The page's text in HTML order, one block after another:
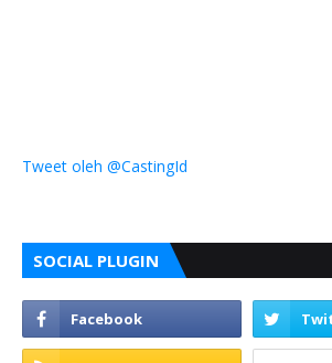
Tweet oleh @CastingId
SOCIAL PLUGIN